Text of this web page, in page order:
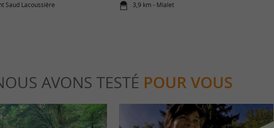
Saud Lacoussière 3,9 km - Mialet
AVONS TESTÉ POUR VOUS